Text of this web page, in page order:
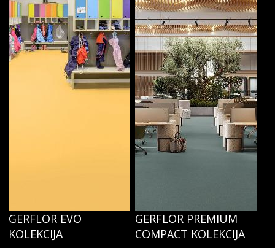
GERFLOR EVO
KOLEKCIJA
GERFLOR PREMIUM
COMPACT KOLEKCIJA